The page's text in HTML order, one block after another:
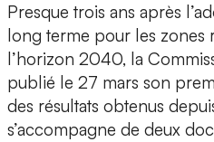
Presque trois ans après
long terme pour les zones
l’horizon 2040, la
publié le 27 mars son
des résultats obtenus
s’accompagne de deux